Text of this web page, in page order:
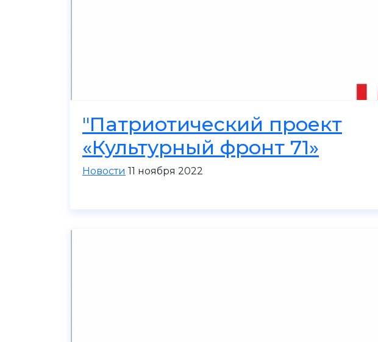
"Патриотический проект
«Культурный фронт 71»
Новости 11 ноября 2022